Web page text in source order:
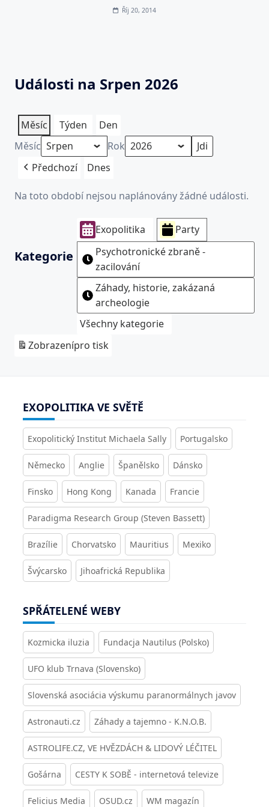
Říj 20, 2014
Události na Srpen 2026
Měsíc Týden
Den
Měsíc
Rok
Předchozí
Dnes
Na toto období nejsou naplánovány žádné události.
Kategorie
Exopolitika
Party
Psychotronické zbraně -
zacilování
Záhady, historie, zakázaná
archeologie
Všechny kategorie
Zobrazenípro tisk
EXOPOLITIKA VE SVĚTĚ
Exopolitický Institut Michaela Sally Portugalsko
Německo Anglie Španělsko Dánsko
Finsko Hong Kong Kanada Francie
Paradigma Research Group (Steven Bassett)
Brazílie Chorvatsko Mauritius Mexiko
Švýcarsko Jihoafrická Republika
SPŘÁTELENÉ WEBY
Kozmicka iluzia Fundacja Nautilus (Polsko)
UFO klub Trnava (Slovensko)
Slovenská asociácia výskumu paranormálnych javov
Astronauti.cz Záhady a tajemno - K.N.O.B.
ASTROLIFE.CZ, VE HVĚZDÁCH & LIDOVÝ LÉČITEL
Gošárna CESTY K SOBĚ - internetová televize
Felicius Media OSUD.cz WM magazín